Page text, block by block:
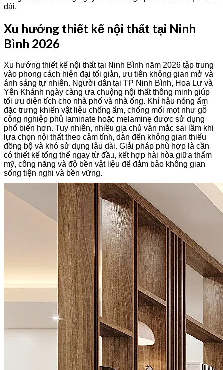
dài.
Xu hướng thiết kế nội thất tại Ninh
Bình 2026
Xu hướng thiết kế nội thất tại Ninh Bình năm 2026 tập trung
vào phong cách hiện đại tối giản, ưu tiên không gian mở và
ánh sáng tự nhiên. Người dân tại TP Ninh Bình, Hoa Lư và
Yên Khánh ngày càng ưa chuộng nội thất thông minh giúp
tối ưu diện tích cho nhà phố và nhà ống. Khí hậu nóng ẩm
đặc trưng khiến vật liệu chống ẩm, chống mối mọt như gỗ
công nghiệp phủ laminate hoặc melamine được sử dụng
phổ biến hơn. Tuy nhiên, nhiều gia chủ vẫn mắc sai lầm khi
lựa chọn nội thất theo cảm tính, dẫn đến không gian thiếu
đồng bộ và khó sử dụng lâu dài. Giải pháp phù hợp là cần
có thiết kế tổng thể ngay từ đầu, kết hợp hài hòa giữa thẩm
mỹ, công năng và độ bền vật liệu để đảm bảo không gian
sống tiện nghi và bền vững.